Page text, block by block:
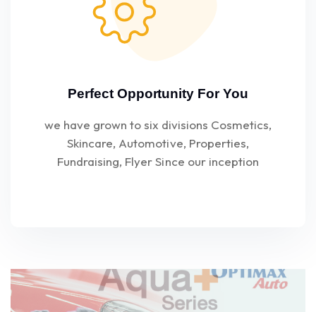
Perfect Opportunity For You
we have grown to six divisions Cosmetics,
Skincare, Automotive, Properties,
Fundraising, Flyer Since our inception